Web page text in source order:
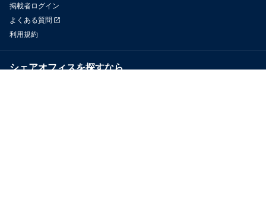
掲載者ログイン
よくある質問
利用規約
シェアオフィスを探すなら